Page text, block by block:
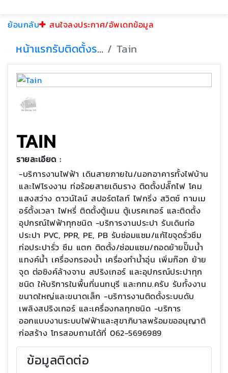
ย้อนกลับ สนใจลงประกาศ/อัพเดทข้อมูล
หน้าแรก รับติดตั้งระบบไฟฟ้า Tain
TAIN
รายละเอียด :
-บริการงานไฟฟ้า เดินสายภายใน/นอกอาคารทั้งไฟบ้าน
และไฟโรงงาน ท่อร้อยสายเดินราง ติดตั้งปลั๊กไฟ โคม
แสงสว่าง ดาวน์ไลน์ สปอร์ตไลท์ ไฟกริ่ง สวิตซ์ ทามเม
อร์ตั้งเวลา ไฟหรี่ ติดตั้งตู้เมน ตู้เบรคเกอร์ และติดตั้ง
อุปกรณ์ไฟฟ้าทุกชนิด -บริการงานประปา รับเดินท่อ
ประปา PVC, PPR, PE, PB รับซ่อมแซม/แก้ไขจุดรั่วซึม
ท่อประปารั่ว ซึม แตก ติดตั้ง/ซ่อมแซม/ถอดย้ายปั๊มน้ำ
แทงค์น้ำ เครื่องกรองน้ำ เครื่องทำน้ำอุ่น เพิ่มก๊อก ย้าย
จุด ต่อซิงค์ล้างจาน สปริงเกอร์ และอุปกรณ์ประปาทุก
ชนิด ให้บริการในพื้นที่นนทบุรี และกทม.ครับ รับทั้งงาน
ขนาดใหญ่และขนาดเล็ก -บริการงานติดตั้งระบบดับ
เพลิงสปริงเกอร์ และเครื่องกลทุกชนิด -บริการ
ออกแบบงานระบบไฟฟ้าและสุขาภิบาลพร้อมขออนุญาติ
ก่อสร้าง โทรสอบถามได้ที่ 062-5696989
ข้อมูลติดต่อ